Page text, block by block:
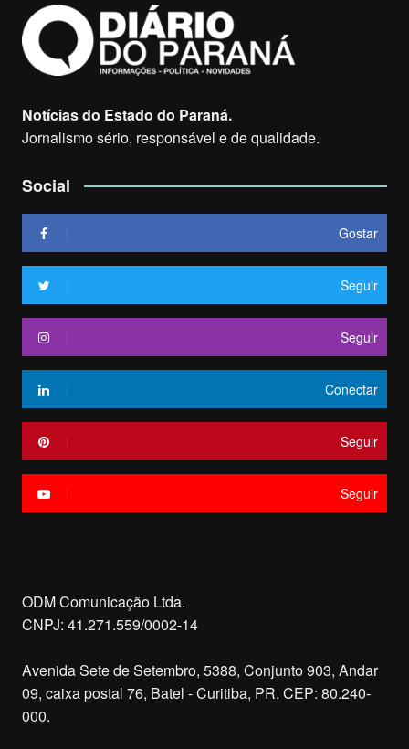
Notícias do Estado do Paraná.
Jornalismo sério, responsável e de qualidade.
Social
Gostar
Seguir
Seguir
Conectar
Seguir
Seguir
ODM Comunicação Ltda.
CNPJ: 41.271.559/0002-14
Avenida Sete de Setembro, 5388, Conjunto 903, Andar
09, caixa postal 76, Batel - Curitiba, PR. CEP: 80.240-
000.